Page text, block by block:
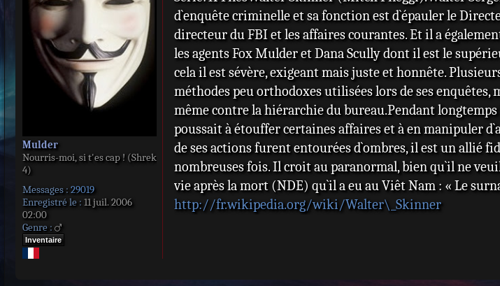
Mulder
Nourris-moi, si t'es cap ! (Shrek
4)
Messages : 29019
Enregistré le : 11 juil. 2006
02:00
Genre :
Inventaire
g
e
d`enquête criminelle et sa fonction est d`épauler le
directeur du FBI et les affaires courantes. Et il a
les agents Fox Mulder et Dana Scully dont il est le
cela il est sévère, exigeant mais juste et honnête.
méthodes peu orthodoxes utilisées lors de ses
même contre la hiérarchie du bureau.Pendant
poussait à étouffer certaines affaires et à en manipuler
de ses actions furent entourées d`ombres, il est un allié
nombreuses fois. Il croit au paranormal, bien qu`il ne
vie après la mort (NDE) qu`il a eu au Viêt Nam : « Le
http://fr.wikipedia.org/wiki/Walter\_Skinner